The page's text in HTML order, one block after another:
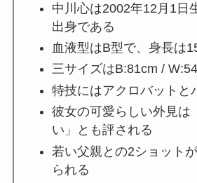
中川心は2002年12月1日
出身である
血液型はB型で、身長は
三サイズはB:81cm /
特技にはアクロバットと
彼女の可愛らしい外見は
い」とも評される
若い父親との2ショット
られる